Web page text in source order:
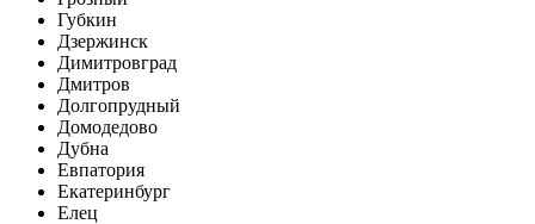
Губкин
Дзержинск
Димитровград
Дмитров
Долгопрудный
Домодедово
Дубна
Евпатория
Екатеринбург
Елец